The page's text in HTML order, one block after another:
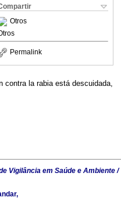
Otros
Permalink
la rabia está descuidada,
Vigilância em Saúde e Ambiente /